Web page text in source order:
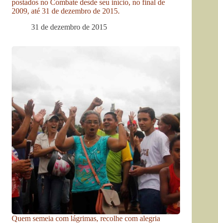
postados no Combate desde seu início, no final de
2009, até 31 de dezembro de 2015.
31 de dezembro de 2015
Quem semeia com lágrimas, recolhe com alegria